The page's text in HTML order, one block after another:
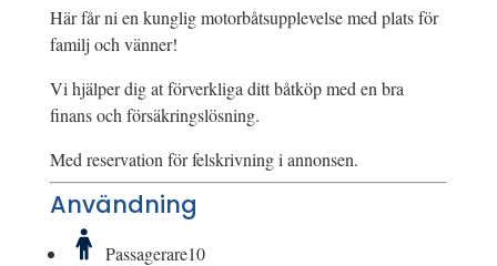
Här får ni en kunglig motorbåtsupplevelse med plats för
familj och vänner!
Vi hjälper dig at förverkliga ditt båtköp med en bra
finans och försäkringslösning.
Med reservation för felskrivning i annonsen.
Användning
Passagerare10